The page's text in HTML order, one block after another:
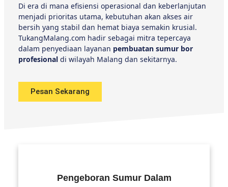
Di era di mana efisiensi operasional dan keberlanjutan
menjadi prioritas utama, kebutuhan akan akses air
bersih yang stabil dan hemat biaya semakin krusial.
TukangMalang.com hadir sebagai mitra tepercaya
dalam penyediaan layanan pembuatan sumur bor
profesional di wilayah Malang dan sekitarnya.
Pesan Sekarang
Pengeboran Sumur Dalam